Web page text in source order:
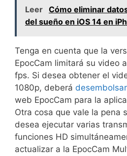
Leer Cómo eliminar
del sueño en iOS 14 en
Tenga en cuenta que la
EpocCam limitará su video
fps. Si desea obtener el
1080p, deberá
web EpocCam para la
Otra cosa que vale la pena
desea ejecutar varias
funciones HD
actualizar a la EpocCam